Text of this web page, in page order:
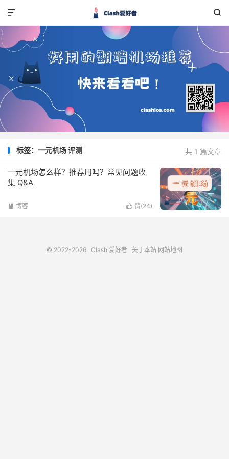


共 1 篇文章
标签：一元机场 评测
一元机场怎么样？推荐用吗？常见问题收
集 Q&A
 赞(24)
 博客
© 2022-2026 Clash 爱好者 关于本站 网站地图